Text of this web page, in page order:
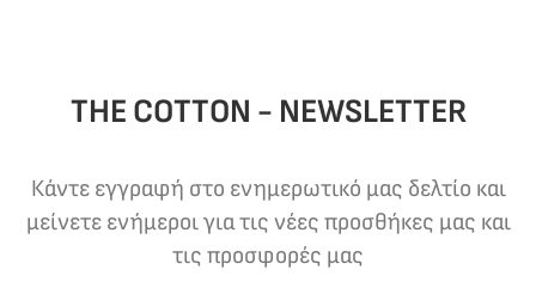
THE COTTON - NEWSLETTER
Κάντε εγγραφή στο ενημερωτικό μας δελτίο και
μείνετε ενήμεροι για τις νέες προσθήκες μας και
τις προσφορές μας